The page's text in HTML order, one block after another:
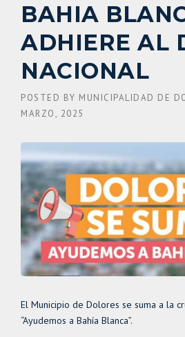
BAHIA
ADHIERE AL
NACIONAL
POSTED BY MUNICIPALIDAD DE
MARZO, 2025
El Municipio de Dolores se suma a la
“Ayudemos a Bahía Blanca”.